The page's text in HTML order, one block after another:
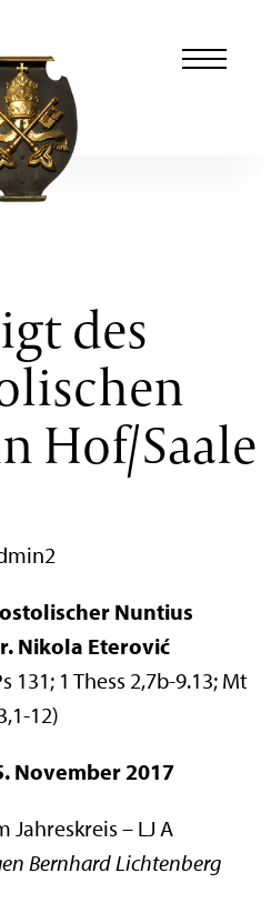
des
Hof/Saale
Nuntius
Nikola Eterović
131; 1 Thess 2,7b-9.13; Mt
12)
November 2017
Jahreskreis – LJ A
Bernhard Lichtenberg